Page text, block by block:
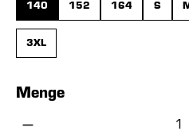
140 152 164 S
3XL
Menge
Produkt Anzahl: